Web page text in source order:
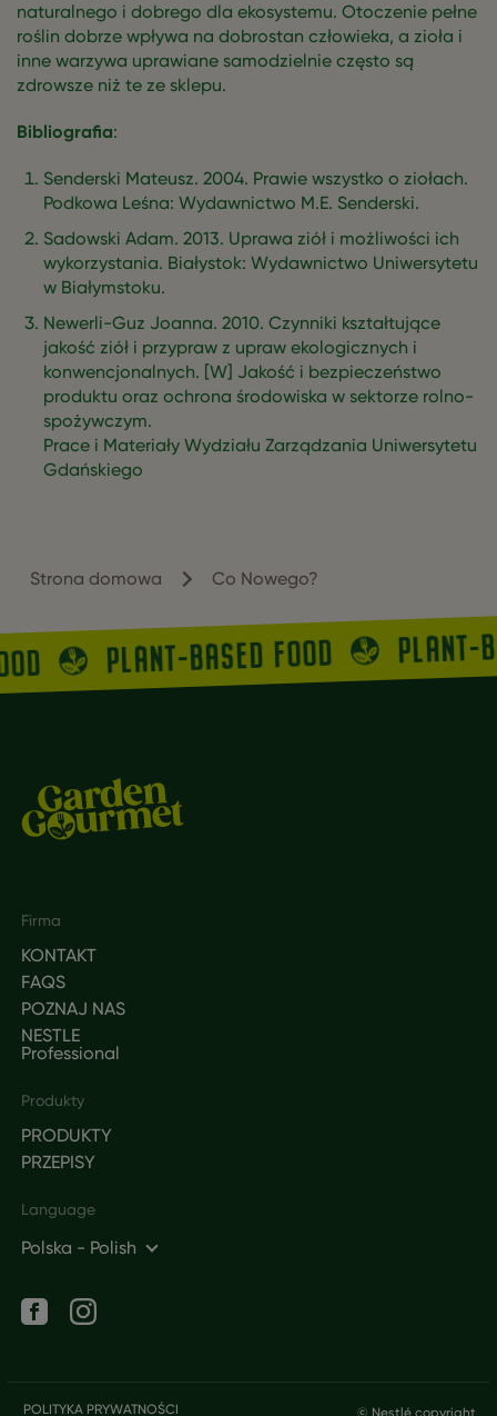
naturalnego i dobrego dla ekosystemu. Otoczenie pełne
roślin dobrze wpływa na dobrostan człowieka, a zioła i
inne warzywa uprawiane samodzielnie często są
zdrowsze niż te ze sklepu.
Bibliografia:
Senderski Mateusz. 2004. Prawie wszystko o ziołach.
Podkowa Leśna: Wydawnictwo M.E. Senderski.
Sadowski Adam. 2013. Uprawa ziół i możliwości ich
wykorzystania. Białystok: Wydawnictwo Uniwersytetu
w Białymstoku.
Newerli-Guz Joanna. 2010. Czynniki kształtujące
jakość ziół i przypraw z upraw ekologicznych i
konwencjonalnych. [W] Jakość i bezpieczeństwo
produktu oraz ochrona środowiska w sektorze rolno-
spożywczym.
Prace i Materiały Wydziału Zarządzania Uniwersytetu
Gdańskiego
Strona domowa Co Nowego?
PLANT-BASED FOOD PLANT-
Footer
Firma
KONTAKT
FAQS
POZNAJ NAS
NESTLE
Professional
Produkty
PRODUKTY
PRZEPISY
Language
Polska - Polish
Legal
POLITYKA PRYWATNOŚCI © Nestlé copyright